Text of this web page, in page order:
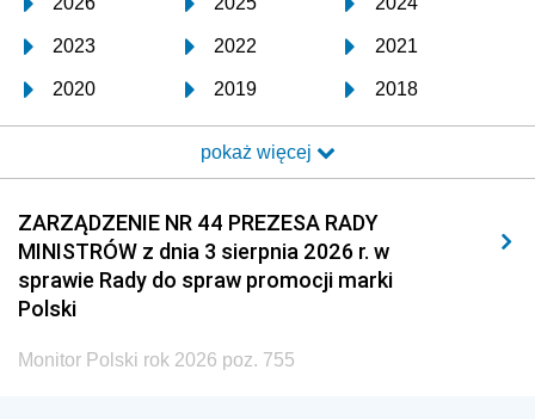
2023 2022 2021
2020 2019 2018
2017 2016 2015
2014 2013 2012
2011 2010 2009
2008 2007 2006
2005
pokaż więcej
ZARZĄDZENIE NR 44 PREZESA RADY
MINISTRÓW z dnia 3 sierpnia 2026 r. w
sprawie Rady do spraw promocji marki
Polski
Monitor Polski rok 2026 poz. 755